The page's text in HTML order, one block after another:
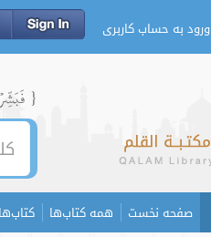
ورود به حساب کاربری
{
صفحه نخست همه کتاب‌ها